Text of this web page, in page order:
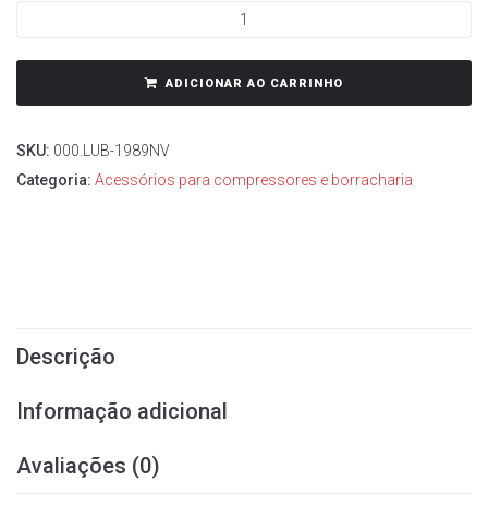
ADICIONAR AO CARRINHO
SKU: 000.LUB-1989NV
Categoria: Acessórios para compressores e borracharia
Descrição
Informação adicional
Avaliações (0)